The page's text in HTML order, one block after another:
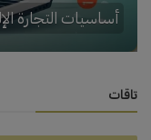
أساسيات التجارة
تاقات